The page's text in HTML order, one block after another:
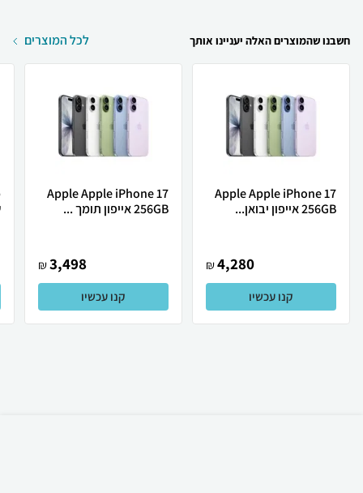
חשבנו שהמוצרים האלה יעניינו אותך לכל המוצרים
Apple Apple iPhone 17
256GB אייפון יבואן...
4,280
₪
קנו עכשיו
Apple Apple iPhone 17
256GB אייפון תומך ...
3,498
₪
קנו עכשיו